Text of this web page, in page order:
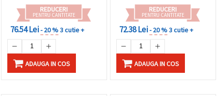
REDUCERI
PENTRU CANTITATE
76.54 Lei- 20 %3 cutie +
ADAUGA IN COS
REDUCERI
PENTRU CANTITATE
72.38 Lei- 20 %3 cutie +
ADAUGA IN COS